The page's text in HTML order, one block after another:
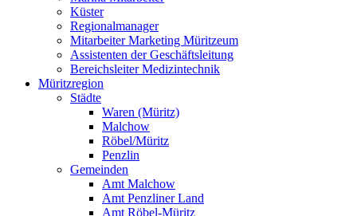
Küster
Regionalmanager
Mitarbeiter Marketing Müritzeum
Assistenten der Geschäftsleitung
Bereichsleiter Medizintechnik
Müritzregion
Städte
Waren (Müritz)
Malchow
Röbel/Müritz
Penzlin
Gemeinden
Amt Malchow
Amt Penzliner Land
Amt Röbel-Müritz